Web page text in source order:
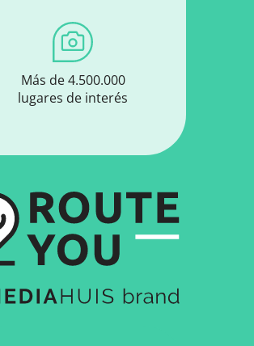
Más de 4.500.000
lugares de interés